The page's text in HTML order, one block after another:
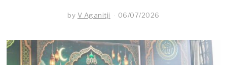
by V Aganitji 06/07/2026
0
7
/